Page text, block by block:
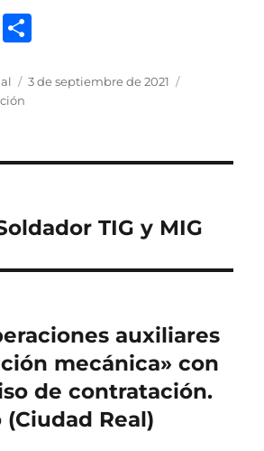
E
m
rt
Publicado
3 de septiembre de 2021
TIG y MIG
auxiliares
mecánica» con
de contratación.
(Ciudad Real)